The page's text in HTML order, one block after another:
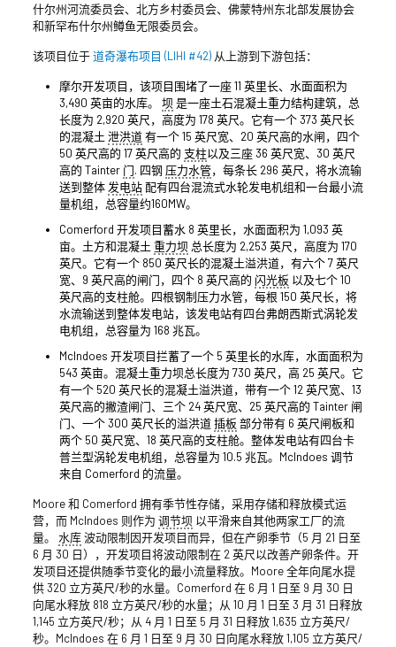
什尔州河流委员会、北方乡村委员会、佛蒙特州东北部发展协会
和新罕布什尔州鳟鱼无限委员会。
该项目位于道奇瀑布项目 (LIHI #42)从上游到下游包括：
摩尔开发项目，该项目围堵了一座 11 英里长、水面面积为
3,490 英亩的水库。 坝 是一座土石混凝土重力结构建筑，总
长度为 2,920 英尺，高度为 178 英尺。它有一个 373 英尺长
的混凝土 泄洪道有一个 15 英尺宽、20 英尺高的水闸，四个
50 英尺高的 17 英尺高的 支柱以及三座 36 英尺宽、30 英尺
高的 Tainter 门. 四钢 压力水管，每条长 296 英尺，将水流输
送到整体 发电站配有四台混流式水轮发电机组和一台最小流
量机组，总容量约160MW。
Comerford 开发项目蓄水 8 英里长，水面面积为 1,093 英
亩。土方和混凝土 重力坝 总长度为 2,253 英尺，高度为 170
英尺。它有一个 850 英尺长的混凝土溢洪道，有六个 7 英尺
宽、9 英尺高的闸门，四个 8 英尺高的 闪光板 以及七个 10
英尺高的支柱舱。四根钢制压力水管，每根 150 英尺长，将
水流输送到整体发电站，该发电站有四台弗朗西斯式涡轮发
电机组，总容量为 168 兆瓦。
McIndoes 开发项目拦蓄了一个 5 英里长的水库，水面面积为
543 英亩。混凝土重力坝总长度为 730 英尺，高 25 英尺。它
有一个 520 英尺长的混凝土溢洪道，带有一个 12 英尺宽、13
英尺高的撇渣闸门、三个 24 英尺宽、25 英尺高的 Tainter 闸
门、一个 300 英尺长的溢洪道插板 部分带有 6 英尺闸板和
两个 50 英尺宽、18 英尺高的支柱舱。整体发电站有四台卡
普兰型涡轮发电机组，总容量为 10.5 兆瓦。McIndoes 调节
来自 Comerford 的流量。
Moore 和 Comerford 拥有季节性存储，采用存储和释放模式运
营，而 McIndoes 则作为 调节坝 以平滑来自其他两家工厂的流
量。 水库波动限制因开发项目而异，但在产卵季节（5 月 21 日至
6 月 30 日），开发项目将波动限制在 2 英尺以改善产卵条件。开
发项目还提供随季节变化的最小流量释放。Moore 全年向尾水提
供 320 立方英尺/秒的水量。Comerford 在 6 月 1 日至 9 月 30 日
向尾水释放 818 立方英尺/秒的水量；从 10 月 1 日至 3 月 31 日释放
1,145 立方英尺/秒；从 4 月 1 日至 5 月 31 日释放 1,635 立方英尺/
秒。McIndoes 在 6 月 1 日至 9 月 30 日向尾水释放 1,105 立方英尺/